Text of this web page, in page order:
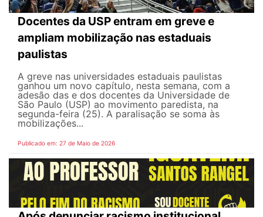
Docentes da USP entram em greve e
ampliam mobilização nas estaduais
paulistas
A greve nas universidades estaduais paulistas
ganhou um novo capítulo, nesta semana, com a
adesão das e dos docentes da Universidade de
São Paulo (USP) ao movimento paredista, na
segunda-feira (25). A paralisação se soma às
mobilizações...
Publicado em: 27 de Maio de 2026